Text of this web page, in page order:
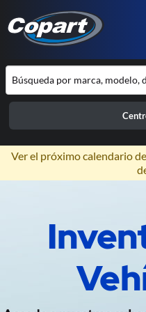
Ver el próximo calendario
Subastas
Exclusivas